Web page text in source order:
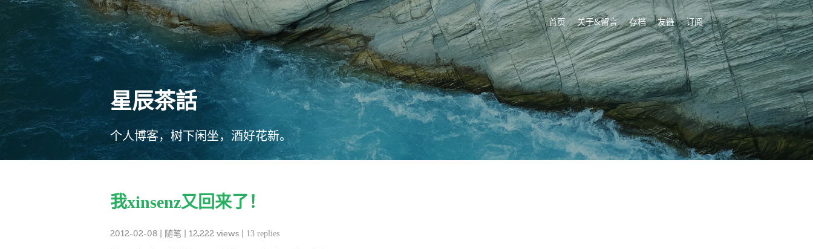
首页 关于&留言 存档 友链 订阅
星辰茶話
个人博客，树下闲坐，酒好花新。
我xinsenz又回来了！
2012-02-08 随笔 | 12,222 views | 13 replies